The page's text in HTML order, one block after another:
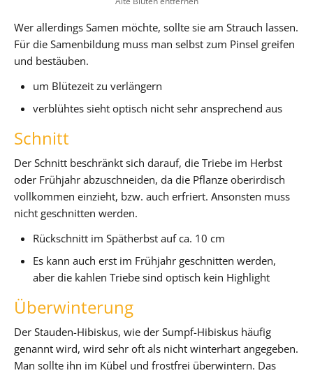
Wer allerdings Samen möchte, sollte sie am Strauch lassen.
Für die Samenbildung muss man selbst zum Pinsel greifen
und bestäuben.
um Blütezeit zu verlängern
verblühtes sieht optisch nicht sehr ansprechend aus
Schnitt
Der Schnitt beschränkt sich darauf, die Triebe im Herbst
oder Frühjahr abzuschneiden, da die Pflanze oberirdisch
vollkommen einzieht, bzw. auch erfriert. Ansonsten muss
nicht geschnitten werden.
Rückschnitt im Spätherbst auf ca. 10 cm
Es kann auch erst im Frühjahr geschnitten werden,
aber die kahlen Triebe sind optisch kein Highlight
Überwinterung
Der Stauden-Hibiskus, wie der Sumpf-Hibiskus häufig
genannt wird, wird sehr oft als nicht winterhart angegeben.
Man sollte ihn im Kübel und frostfrei überwintern. Das